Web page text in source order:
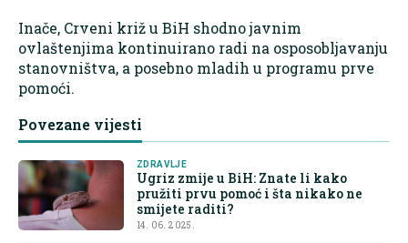
Inače, Crveni križ u BiH shodno javnim
ovlaštenjima kontinuirano radi na osposobljavanju
stanovništva, a posebno mladih u programu prve
pomoći.
Povezane vijesti
ZDRAVLJE
Ugriz zmije u BiH: Znate li kako
pružiti prvu pomoć i šta nikako ne
smijete raditi?
14. 06. 2025.